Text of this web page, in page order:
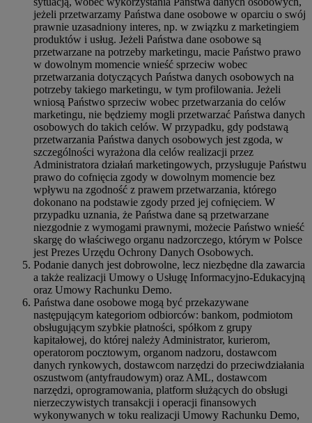
jeżeli przetwarzamy Państwa dane osobowe w oparciu o swój
prawnie uzasadniony interes, np. w związku z marketingiem
produktów i usług. Jeżeli Państwa dane osobowe są
przetwarzane na potrzeby marketingu, macie Państwo prawo
w dowolnym momencie wnieść sprzeciw wobec
przetwarzania dotyczących Państwa danych osobowych na
potrzeby takiego marketingu, w tym profilowania. Jeżeli
wniosą Państwo sprzeciw wobec przetwarzania do celów
marketingu, nie będziemy mogli przetwarzać Państwa danych
osobowych do takich celów. W przypadku, gdy podstawą
przetwarzania Państwa danych osobowych jest zgoda, w
szczególności wyrażona dla celów realizacji przez
Administratora działań marketingowych, przysługuje Państwu
prawo do cofnięcia zgody w dowolnym momencie bez
wpływu na zgodność z prawem przetwarzania, którego
dokonano na podstawie zgody przed jej cofnięciem. W
przypadku uznania, że Państwa dane są przetwarzane
niezgodnie z wymogami prawnymi, możecie Państwo wnieść
skargę do właściwego organu nadzorczego, którym w Polsce
jest Prezes Urzędu Ochrony Danych Osobowych.
Podanie danych jest dobrowolne, lecz niezbędne dla zawarcia
a także realizacji Umowy o Usługę Informacyjno-Edukacyjną
oraz Umowy Rachunku Demo.
Państwa dane osobowe mogą być przekazywane
następującym kategoriom odbiorców: bankom, podmiotom
obsługującym szybkie płatności, spółkom z grupy
kapitałowej, do której należy Administrator, kurierom,
operatorom pocztowym, organom nadzoru, dostawcom
danych rynkowych, dostawcom narzędzi do przeciwdziałania
oszustwom (antyfraudowym) oraz AML, dostawcom
narzędzi, oprogramowania, platform służących do obsługi
nierzeczywistych transakcji i operacji finansowych
wykonywanych w toku realizacji Umowy Rachunku Demo,